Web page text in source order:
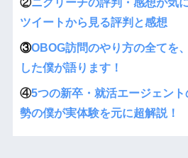
②ニクリーチの評判・感想が気
ツイートから見る評判と感想
③OBOG訪問のやり方の全てを
した僕が語ります！
④5つの新卒・就活エージェン
勢の僕が実体験を元に超解説！